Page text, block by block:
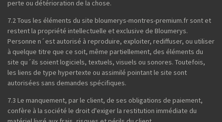
perte ou détérioration de la chose.
7.2 Tous les éléments du site bloumerys-montres-premium.fr sont et
restent la propriété intellectuelle et exclusive de Bloumerys.
Personne n´est autorisé à reproduire, exploiter, rediffuser, ou utiliser
à quelque titre que ce soit, même partiellement, des éléments du
site qu´ils soient logiciels, textuels, visuels ou sonores. Toutefois,
les liens de type hypertexte ou assimilé pointant le site sont
autorisées sans demandes spécifiques.
7.3 Le manquement, par le client, de ses obligations de paiement,
confère à la société le droit d'exiger la restitution immédiate du